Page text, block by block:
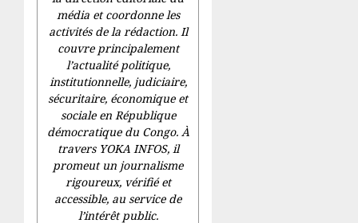
média et coordonne les
activités de la rédaction. Il
couvre principalement
l’actualité politique,
institutionnelle, judiciaire,
sécuritaire, économique et
sociale en République
démocratique du Congo. À
travers YOKA INFOS, il
promeut un journalisme
rigoureux, vérifié et
accessible, au service de
l’intérêt public.